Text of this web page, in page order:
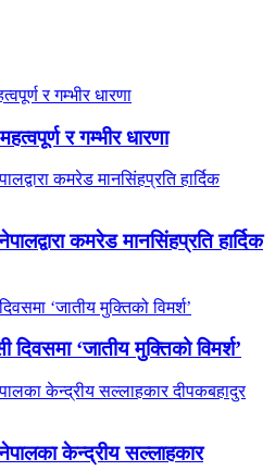
र गम्भीर धारणा
कमरेड मानसिंहप्रति हार्दिक
‘जातीय मुक्तिको विमर्श’
नेपालका केन्द्रीय सल्लाहकार